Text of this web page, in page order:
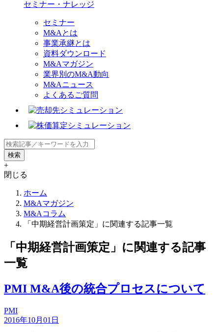
セミナー・ナレッジ
セミナー
M&Aとは
事業承継とは
資料ダウンロード
M&Aマガジン
業界別のM&A動向
M&Aニュース
よくあるご質問
+
閉じる
ホーム
M&Aマガジン
M&Aコラム
「中期経営計画策定」に関連する記事一覧
「中期経営計画策定」に関連する記事
一覧
PMI M&A後の統合プロセスについて
PMI
2016年10月01日